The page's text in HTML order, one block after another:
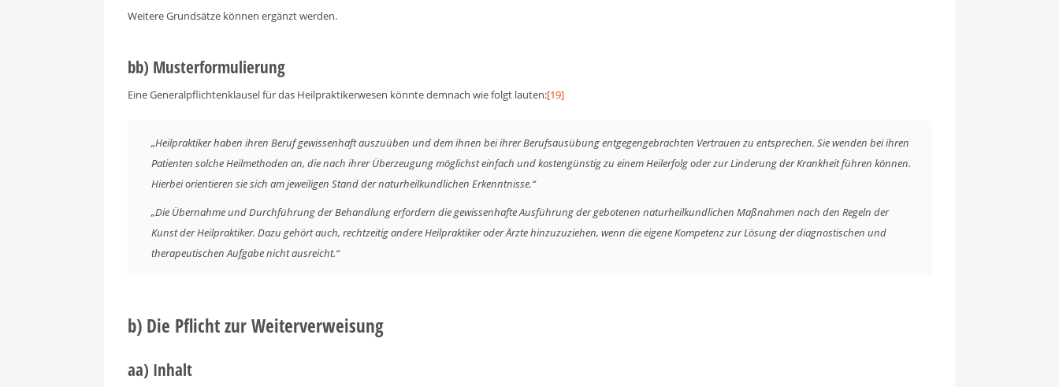
Weitere Grundsätze können ergänzt werden.
bb) Musterformulierung
Eine Generalpflichtenklausel für das Heilpraktikerwesen könnte demnach wie folgt lauten:[19]
„Heilpraktiker haben ihren Beruf gewissenhaft auszuüben und dem ihnen bei ihrer Berufsausübung entgegengebrachten Vertrauen zu entsprechen. Sie wenden bei ihren
Patienten solche Heilmethoden an, die nach ihrer Überzeugung möglichst einfach und kostengünstig zu einem Heilerfolg oder zur Linderung der Krankheit führen können.
Hierbei orientieren sie sich am jeweiligen Stand der naturheilkundlichen Erkenntnisse.“
„Die Übernahme und Durchführung der Behandlung erfordern die gewissenhafte Ausführung der gebotenen naturheilkundlichen Maßnahmen nach den Regeln der
Kunst der Heilpraktiker. Dazu gehört auch, rechtzeitig andere Heilpraktiker oder Ärzte hinzuzuziehen, wenn die eigene Kompetenz zur Lösung der diagnostischen und
therapeutischen Aufgabe nicht ausreicht.“
b) Die Pflicht zur Weiterverweisung
aa) Inhalt